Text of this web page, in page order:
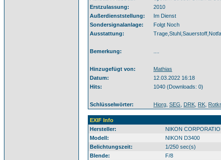
Erstzulassung:
2010
Außerdienststellung:
Im Dienst
Sondersignalanlage:
Folgt Noch
Ausstattung:
Bemerkung:
Hinzugefügt von:
Mathias
Datum:
12.03.2022 16:18
Hits:
1040 (Downloads: 0)
Schlüsselwörter: Hiorg SEG DRK RK
EXIF Info
Hersteller:
NIKON
Modell:
NIKON D3400
Belichtungszeit:
1/250 sec(s)
Blende:
F/8